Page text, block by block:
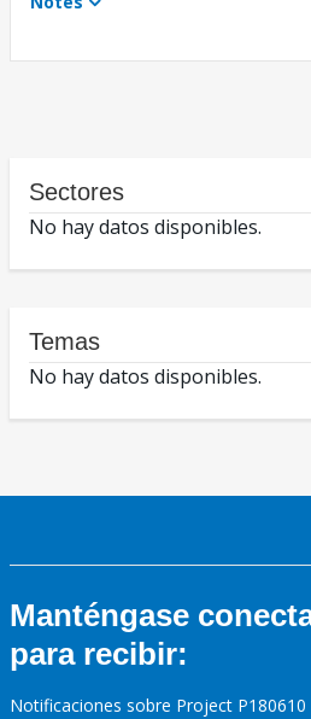
Sectores
No hay datos disponibles.
Temas
No hay datos disponibles.
Manténgase
para recibir:
Notificaciones sobre Project P180610